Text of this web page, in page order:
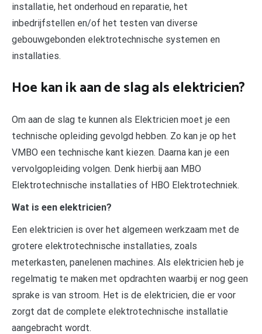
installatie, het onderhoud en reparatie, het
inbedrijfstellen en/of het testen van diverse
gebouwgebonden elektrotechnische systemen en
installaties.
Hoe kan ik aan de slag als elektricien?
Om aan de slag te kunnen als Elektricien moet je een
technische opleiding gevolgd hebben. Zo kan je op het
VMBO een technische kant kiezen. Daarna kan je een
vervolgopleiding volgen. Denk hierbij aan MBO
Elektrotechnische installaties of HBO Elektrotechniek.
Wat is een elektricien?
Een elektricien is over het algemeen werkzaam met de
grotere elektrotechnische installaties, zoals
meterkasten, panelenen machines. Als elektricien heb je
regelmatig te maken met opdrachten waarbij er nog geen
sprake is van stroom. Het is de elektricien, die er voor
zorgt dat de complete elektrotechnische installatie
aangebracht wordt.